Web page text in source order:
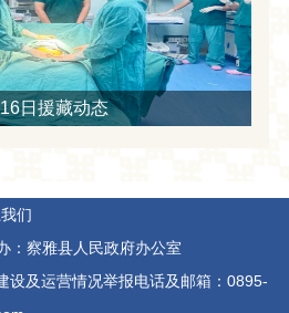
日援藏动态
们
：察雅县人民政府办公室
设及运营情况举报电话及邮箱：0895-